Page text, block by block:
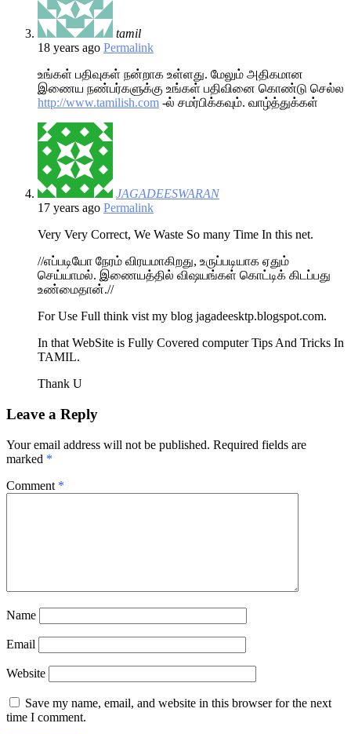
tamil
18 years ago Permalink
உங்கள் பதிவுகள் நன்றாக உள்ளது. மேலும் அதிகமான
இணைய நண்பர்களுக்கு உங்கள் பதிவினை கொண்டு செல்ல
http://www.tamilish.com -ல் சமர்பிக்கவும். வாழ்த்துக்கள்
JAGADEESWARAN
17 years ago Permalink
Very Very Correct, We Waste So many Time In this net.
//எப்படியோ நேரம் விரயமாகிறது, உருப்படியாக ஏதும்
செய்யாமல். இணையத்தில் விஷயங்கள் கொட்டிக் கிடப்பது
உண்மைதான்.//
For Use Full think vist my blog jagadeesktp.blogspot.com.
In that WebSite is Fully Covered computer Tips And Tricks In
TAMIL.
Thank U
Leave a Reply
Your email address will not be published. Required fields are
marked *
Comment *
Name
Email
Website
Save my name, email, and website in this browser for the next
time I comment.